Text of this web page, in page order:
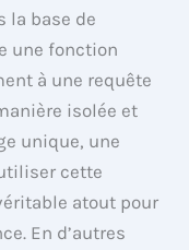
la base de
une fonction
à une requête
isolée et
unique, une
cette
atout pour
En d’autres